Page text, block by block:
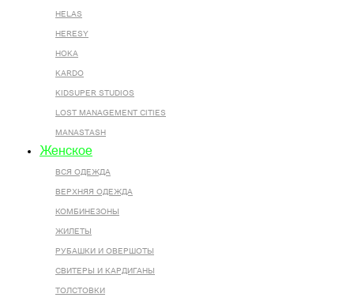
HELAS
HERESY
HOKA
KARDO
KIDSUPER STUDIOS
LOST MANAGEMENT CITIES
MANASTASH
Женское
ВСЯ ОДЕЖДА
ВЕРХНЯЯ ОДЕЖДА
КОМБИНЕЗОНЫ
ЖИЛЕТЫ
РУБАШКИ И ОВЕРШОТЫ
СВИТЕРЫ И КАРДИГАНЫ
ТОЛСТОВКИ